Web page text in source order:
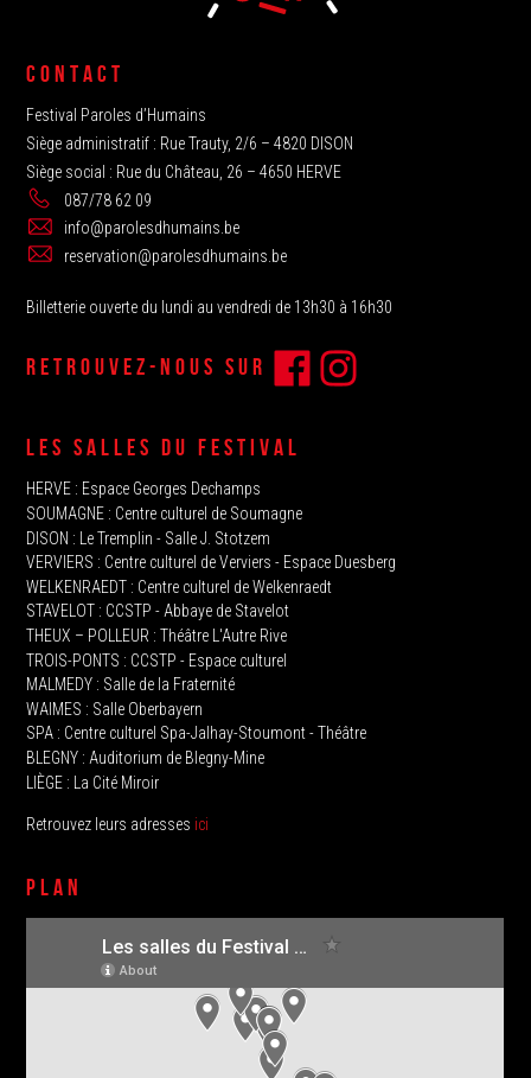
CONTACT
Festival Paroles d’Humains
Siège administratif : Rue Trauty, 2/6 – 4820 DISON
Siège social : Rue du Château, 26 – 4650 HERVE
087/78 62 09
info@parolesdhumains.be
reservation@parolesdhumains.be
Billetterie ouverte du lundi au vendredi de 13h30 à 16h30
RETROUVEZ-NOUS SUR
LES SALLES DU FESTIVAL
HERVE‭ : Espace Georges Dechamps
SOUMAGNE‬ : Centre culturel de Soumagne
DISON : Le Tremplin‭ - Salle J. Stotzem‭
VERVIERS : Centre culturel de Verviers - Espace Duesberg
WELKENRAEDT : Centre culturel de Welkenraedt
STAVELOT‭ : CCSTP - Abbaye de Stavelot
THEUX‭ – POLLEUR : Théâtre L'Autre Rive
TROIS-PONTS : CCSTP - Espace culturel
MALMEDY : ‬Salle de la Fraternité
WAIMES : Salle Oberbayern
SPA : Centre culturel Spa-Jalhay-Stoumont - Théâtre
BLEGNY : Auditorium de Blegny-Mine
LIÈGE : La Cité Miroir
Retrouvez leurs adresses ici
PLAN